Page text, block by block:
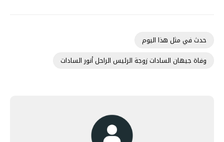
حدث في مثل هذا اليوم
وفاة جيهان السادات زوجة الرئيس الراحل أنور السادات